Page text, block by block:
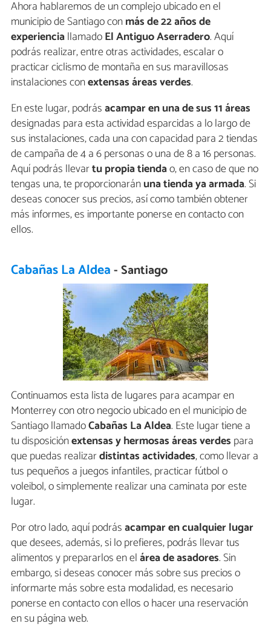
Ahora hablaremos de un complejo ubicado en el
municipio de Santiago conmás de 22 años de
experienciallamadoEl Antiguo Aserradero. Aquí
podrás realizar, entre otras actividades, escalar o
practicar ciclismo de montaña en sus maravillosas
instalaciones conextensas áreas verdes.
En este lugar, podrásacampar en una de sus 11 áreas
designadas para esta actividad esparcidas a lo largo de
sus instalaciones, cada una con capacidad para 2 tiendas
de campaña de 4 a 6 personas o una de 8 a 16 personas.
Aquí podrás llevartu propia tiendao, en caso de que no
tengas una, te proporcionaránuna tienda ya armada. Si
deseas conocer sus precios, así como también obtener
más informes, es importante ponerse en contacto con
ellos.
Cabañas La Aldea- Santiago
Continuamos esta lista de lugares para acampar en
Monterrey con otro negocio ubicado en el municipio de
Santiago llamadoCabañas La Aldea. Este lugar tiene a
tu disposiciónextensas y hermosas áreas verdes para
que puedas realizardistintas actividades, como llevar a
tus pequeños a juegos infantiles, practicar fútbol o
voleibol, o simplemente realizar una caminata por este
lugar.
Por otro lado, aquí podrásacampar en cualquier lugar
que desees, además, si lo prefieres, podrás llevar tus
alimentos y prepararlos en elárea de asadores. Sin
embargo, si deseas conocer más sobre sus precios o
informarte más sobre esta modalidad, es necesario
ponerse en contacto con ellos o hacer una reservación
en su página web.